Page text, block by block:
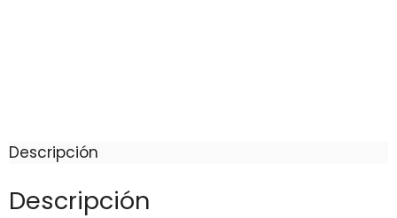
Descripción
Descripción